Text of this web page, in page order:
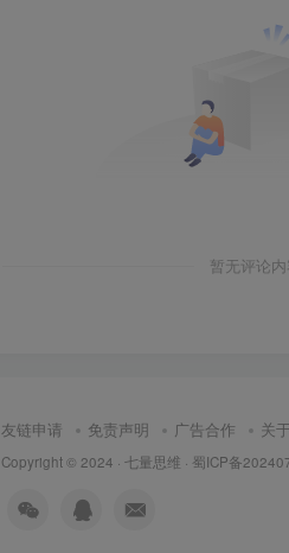
暂无评论
友链申请 免责声明 广告合作 关
Copyright © 2024 · 七量思维 · 蜀ICP备